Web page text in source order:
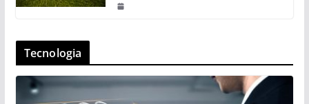
Tecnologia